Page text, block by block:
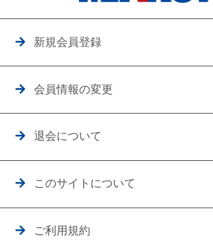
新規会員登録
会員情報の変更
退会について
このサイトについて
ご利用規約